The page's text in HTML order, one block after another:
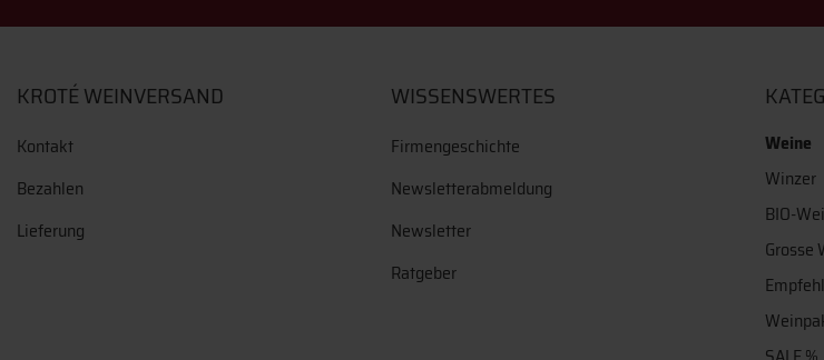
KROTÉ WEINVERSAND
Kontakt
Bezahlen
Lieferung
WISSENSWERTES
Firmengeschichte
Newsletterabmeldung
Newsletter
Ratgeber
Weine
Winzer
BIO-
Grosse